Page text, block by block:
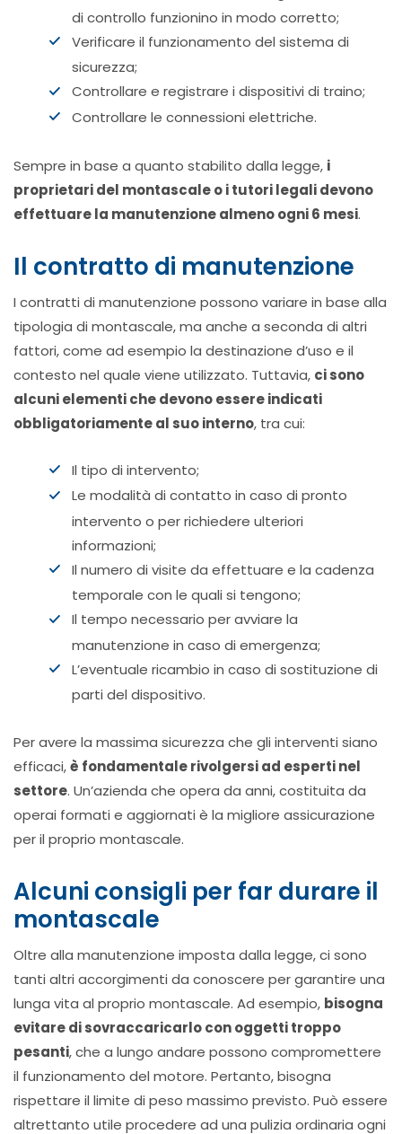
di controllo funzionino in modo corretto;
Verificare il funzionamento del sistema di
sicurezza;
Controllare e registrare i dispositivi di traino;
Controllare le connessioni elettriche.
Sempre in base a quanto stabilito dalla legge, i
proprietari del montascale o i tutori legali devono
effettuare la manutenzione almeno ogni 6 mesi.
Il contratto di manutenzione
I contratti di manutenzione possono variare in base alla
tipologia di montascale, ma anche a seconda di altri
fattori, come ad esempio la destinazione d’uso e il
contesto nel quale viene utilizzato. Tuttavia, ci sono
alcuni elementi che devono essere indicati
obbligatoriamente al suo interno, tra cui:
Il tipo di intervento;
Le modalità di contatto in caso di pronto
intervento o per richiedere ulteriori
informazioni;
Il numero di visite da effettuare e la cadenza
temporale con le quali si tengono;
Il tempo necessario per avviare la
manutenzione in caso di emergenza;
L’eventuale ricambio in caso di sostituzione di
parti del dispositivo.
Per avere la massima sicurezza che gli interventi siano
efficaci,è fondamentale rivolgersi ad esperti nel
settore. Un’azienda che opera da anni, costituita da
operai formati e aggiornati è la migliore assicurazione
per il proprio montascale.
Alcuni consigli per far durare il
montascale
Oltre alla manutenzione imposta dalla legge, ci sono
tanti altri accorgimenti da conoscere per garantire una
lunga vita al proprio montascale. Ad esempio, bisogna
evitare di sovraccaricarlo con oggetti troppo
pesanti, che a lungo andare possono compromettere
il funzionamento del motore. Pertanto, bisogna
rispettare il limite di peso massimo previsto. Può essere
altrettanto utile procedere ad una pulizia ordinaria ogni